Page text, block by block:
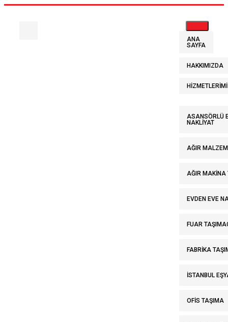
ANA
SAYFA
HAKKIMIZDA
ASANSÖRLÜ
NAKLIYAT
AĞIR
AĞIR MAKINA
EVDEN EVE
FUAR
FABRIKA
İSTANBUL
OFIS TAŞIMA
Arası Eşya